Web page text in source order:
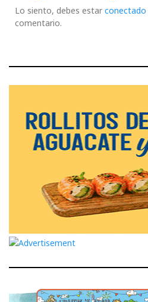
Lo siento, debes estar conectado
comentario.